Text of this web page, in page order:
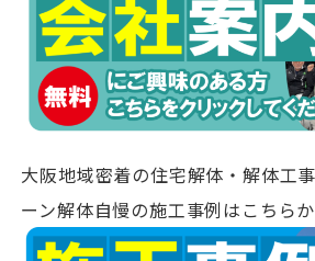
大阪地域密着の住宅解体・解体工
ーン解体自慢の施工事例はこちらか